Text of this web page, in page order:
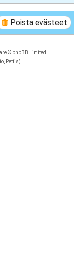
Poista evästeet
© phpBB Limited
Pettis)